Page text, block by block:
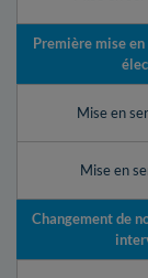
Première mise
Mise en
Mise en
Changement de